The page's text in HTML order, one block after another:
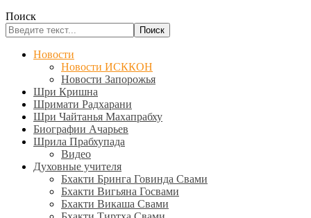
Поиск
Поиск
Новости
Новости ИСККОН
Новости Запорожья
Шри Кришна
Шримати Радхарани
Шри Чайтанья Махапрабху
Биографии Ачарьев
Шрила Прабхупада
Видео
Духовные учителя
Бхакти Бринга Говинда Свами
Бхакти Вигьяна Госвами
Бхакти Викаша Свами